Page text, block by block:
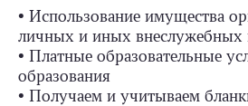
• Использование имущества
личных и иных внеслужебных
• Платные образовательные
образования
• Получаем и учитываем